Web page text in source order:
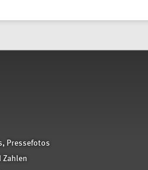
Pressefotos
Zahlen